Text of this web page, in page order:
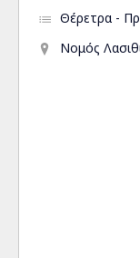
Θέρετρα -
Νομός